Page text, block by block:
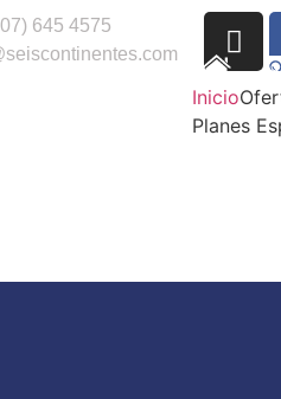
645 4575
Inicio
Planes